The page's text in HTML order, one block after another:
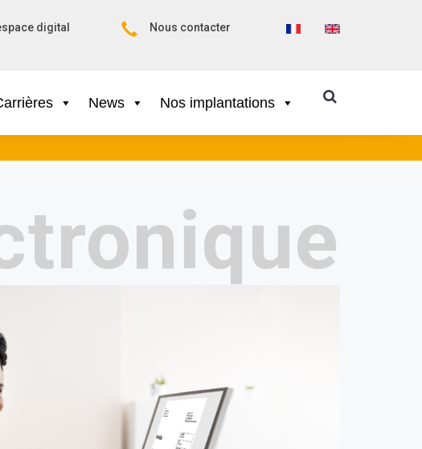
digital Nous contacter
News Nos implantations